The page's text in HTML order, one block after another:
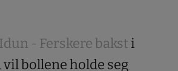
Idun - Ferskere bakst i
bollene holde seg